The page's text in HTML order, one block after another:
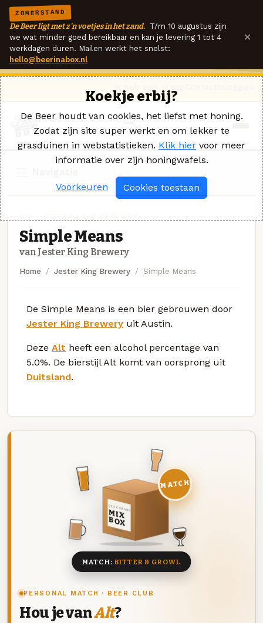
ZOMERSTAND
De Beer ligt met z'n voetjes in het zand. T/m 10 augustus zijn
we wat minder goed bereikbaar en kan je levering 1 tot 4
werkdagen duren. Mailen werkt het snelst:
hello@beerinabox.nl
×
Simple Means
van Jester King Brewery
Home Jester King Brewery Simple Means
De Simple Means is een bier gebrouwen door
Jester King Brewery uit Austin.
Deze Alt heeft een alcohol percentage van
5.0%. De bierstijl Alt komt van oorsprong uit
Duitsland.
PERSONAL MATCH · BEER CLUB
Hou je vanAlt?
DEZE MAAND
MIX
BOX
8 BIEREN
MATCH
MATCH: BITTER & GROWL
Koekje erbij?
De Beer houdt van cookies, het liefst met honing.
Zodat zijn site super werkt en om lekker te
grasduinen in webstatistieken. Klik hier voor meer
informatie over zijn honingwafels.
Voorkeuren Cookies toestaan